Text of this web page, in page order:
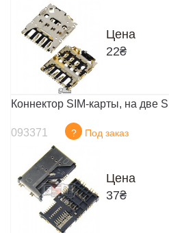
Цена
22₴
Коннектор SIM-карты, на две
093371 ? Под заказ
Цена
37₴